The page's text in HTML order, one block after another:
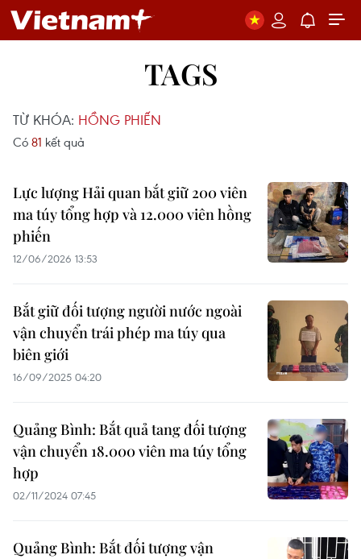
TAGS
TỪ KHÓA: HỒNG PHIẾN
Có 81 kết quả
Lực lượng Hải quan bắt giữ 200 viên
ma túy tổng hợp và 12.000 viên hồng
phiến
12/06/2026 13:53
Bắt giữ đối tượng người nước ngoài
vận chuyển trái phép ma túy qua
biên giới
16/09/2025 04:20
Quảng Bình: Bắt quả tang đối tượng
vận chuyển 18.000 viên ma túy tổng
hợp
02/11/2024 07:45
Quảng Bình: Bắt đối tượng vận